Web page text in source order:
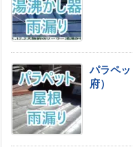
パラペ
府）